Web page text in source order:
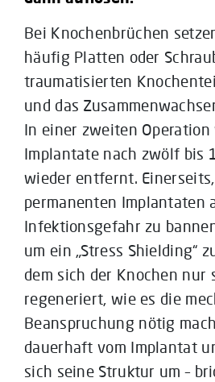
Bei Knochenbrüchen
häufig Platten oder
traumatisierten
und das
In einer zweiten Operation
Implantate nach zwölf bis
wieder entfernt.
permanenten Implantaten
Infektionsgefahr zu
um ein „Stress Shielding“
dem sich der Knochen nur
regeneriert, wie es die
Beanspruchung nötig
dauerhaft vom Implantat
sich seine Struktur um –